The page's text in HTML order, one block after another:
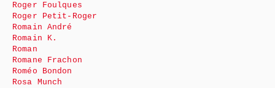
Roger Foulques
Roger Petit-Roger
Romain André
Romain K.
Roman
Romane Frachon
Roméo Bondon
Rosa Munch